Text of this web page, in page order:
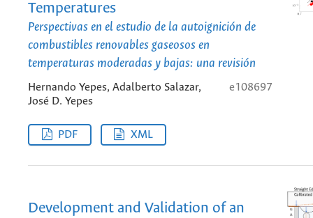
Temperatures
Perspectivas en el estudio de la autoignición de
combustibles renovables gaseosos en
temperaturas moderadas y bajas: una revisión
Hernando Yepes, Adalberto Salazar,
José D. Yepes
e108697
PDF XML
Development and Validation of an